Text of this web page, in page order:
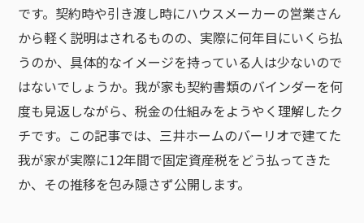
です。契約時や引き渡し時にハウスメーカーの営業さん
から軽く説明はされるものの、実際に何年目にいくら払
うのか、具体的なイメージを持っている人は少ないので
はないでしょうか。我が家も契約書類のバインダーを何
度も見返しながら、税金の仕組みをようやく理解したク
チです。この記事では、三井ホームのバーリオで建てた
我が家が実際に12年間で固定資産税をどう払ってきた
か、その推移を包み隠さず公開します。